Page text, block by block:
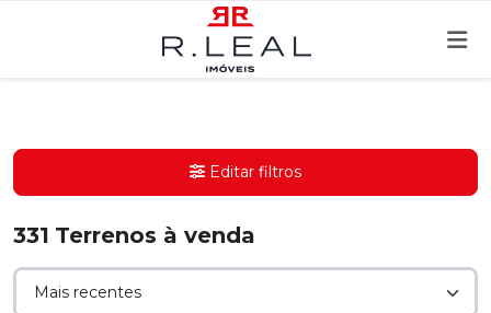
Editar filtros
331 Terrenos à venda